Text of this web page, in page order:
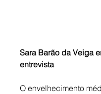
Sara Barão da Veiga
entrevista
O envelhecimento